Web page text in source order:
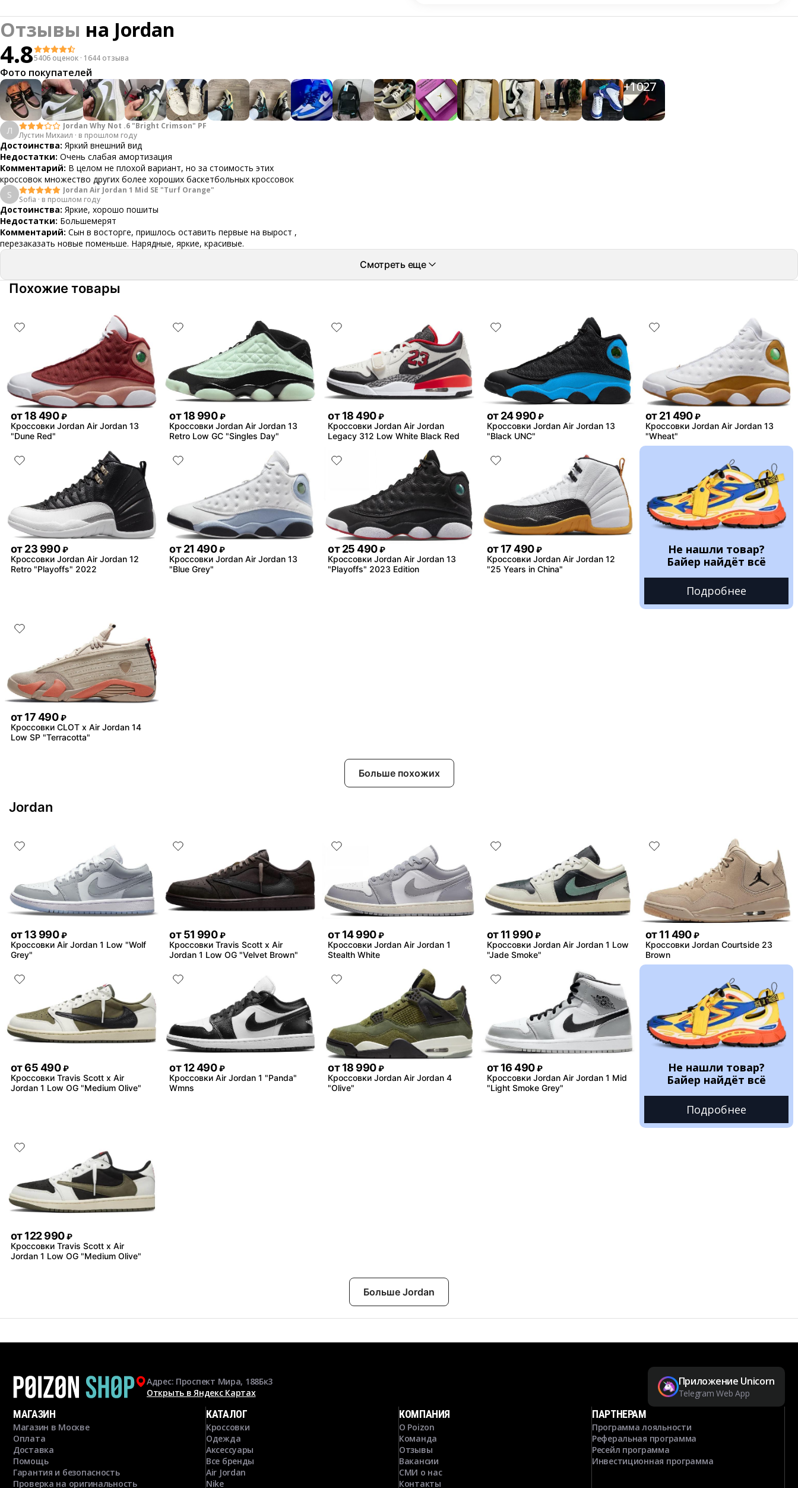
Отзывы на Jordan
4.85406 оценок · 1644 отзыва
Фото покупателей
+1027
Л
Jordan Why Not .6 "Bright Crimson" PF
Лустин Михаил · в прошлом году
Достоинства: Яркий внешний вид
Недостатки: Очень слабая амортизация
Комментарий: В целом не плохой вариант, но за стоимость этих
кроссовок множество других более хороших баскетбольных кроссовок
S
Jordan Air Jordan 1 Mid SE "Turf Orange"
Sofia · в прошлом году
Достоинства: Яркие, хорошо пошиты
Недостатки: Большемерят
Комментарий: Сын в восторге, пришлось оставить первые на вырост ,
перезаказать новые поменьше. Нарядные, яркие, красивые.
Смотреть еще
Похожие товары
от18 490 ₽
Кроссовки Jordan Air Jordan 13
"Dune Red"
от 18 990 ₽
Кроссовки Jordan Air Jordan 13
Retro Low GC "Singles Day"
от 18 490 ₽
Кроссовки Jordan Air Jordan
Legacy 312 Low White Black Red
от 24 990 ₽
Кроссовки Jordan Air Jordan 13
"Black UNC"
от 21 490 ₽
Кроссовки Jordan Air Jordan 13
"Wheat"
от23 990 ₽
Кроссовки Jordan Air Jordan 12
Retro "Playoffs" 2022
от 21 490 ₽
Кроссовки Jordan Air Jordan 13
"Blue Grey"
от 25 490 ₽
Кроссовки Jordan Air Jordan 13
"Playoffs" 2023 Edition
от 17 490 ₽
Кроссовки Jordan Air Jordan 12
"25 Years in China"
Не нашли товар?
Байер найдёт всё
Подробнее
от17 490 ₽
Кроссовки CLOT x Air Jordan 14
Low SP "Terracotta"
Больше похожих
Jordan
от13 990 ₽
Кроссовки Air Jordan 1 Low "Wolf
Grey"
от 51 990 ₽
Кроссовки Travis Scott x Air
Jordan 1 Low OG "Velvet Brown"
от 14 990 ₽
Кроссовки Jordan Air Jordan 1
Stealth White
от 11 990 ₽
Кроссовки Jordan Air Jordan 1 Low
"Jade Smoke"
от 11 490 ₽
Кроссовки Jordan Courtside 23
Brown
от65 490 ₽
Кроссовки Travis Scott x Air
Jordan 1 Low OG "Medium Olive"
от 12 490 ₽
Кроссовки Air Jordan 1 "Panda"
Wmns
от 18 990 ₽
Кроссовки Jordan Air Jordan 4
"Olive"
от 16 490 ₽
Кроссовки Jordan Air Jordan 1 Mid
"Light Smoke Grey"
Не нашли товар?
Байер найдёт всё
Подробнее
от122 990 ₽
Кроссовки Travis Scott x Air
Jordan 1 Low OG "Medium Olive"
Больше Jordan
Адрес: Проспект Мира, 188Бк3
Открыть в Яндекс Картах
Приложение Unicorn
Telegram Web App
МАГАЗИН
Магазин в Москве
Оплата
Доставка
Помощь
Гарантия и безопасность
Проверка на оригинальность
КАТАЛОГ
Кроссовки
Одежда
Аксессуары
Все бренды
Air Jordan
Nike
КОМПАНИЯ
О Poizon
Команда
Отзывы
Вакансии
СМИ о нас
Контакты
ПАРТНЕРАМ
Программа лояльности
Реферальная программа
Ресейл программа
Инвестиционная программа